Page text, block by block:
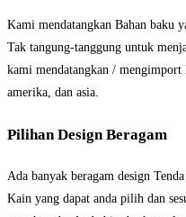
Kami mendatangkan Bahan baku
Tak tangung-tanggung untuk
kami mendatangkan / mengimport
amerika, dan asia.
Pilihan Design Beragam
Ada banyak beragam design
Kain yang dapat anda pilih dan